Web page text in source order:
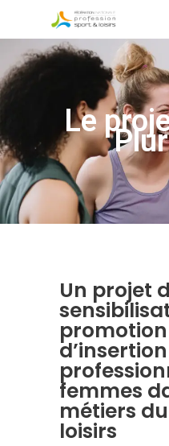
main
content
Le
Un projet
d’insertion
femmes
métiers
loisirs